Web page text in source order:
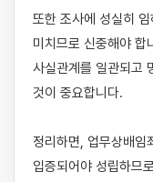
또한 조사에 성실히
미치므로 신중해야 합
사실관계를 일관되고
것이 중요합니다.
정리하면, 업무상배임
입증되어야 성립하므